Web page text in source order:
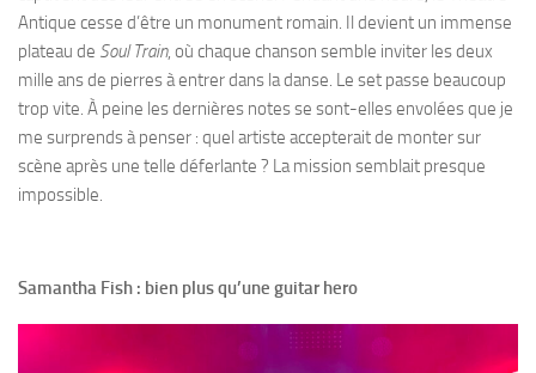
Antique cesse d’être un monument romain. Il devient un immense
plateau de Soul Train, où chaque chanson semble inviter les deux
mille ans de pierres à entrer dans la danse. Le set passe beaucoup
trop vite. À peine les dernières notes se sont-elles envolées que je
me surprends à penser : quel artiste accepterait de monter sur
scène après une telle déferlante ? La mission semblait presque
impossible.
Samantha Fish : bien plus qu’une guitar hero